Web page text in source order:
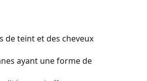
de teint et des cheveux
ayant une forme de